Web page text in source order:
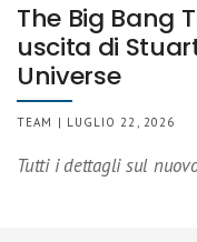
The Big Bang
uscita di
Universe
TEAM | LUGLIO 22, 2026
Tutti i dettagli sul